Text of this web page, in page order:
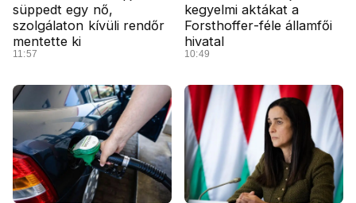
süppedt egy nő,
szolgálaton kívüli rendőr
mentette ki
11:57
kegyelmi aktákat a
Forsthoffer-féle államfői
hivatal
10:49